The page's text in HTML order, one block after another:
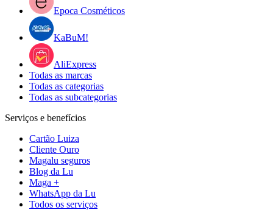
Epoca Cosméticos
KaBuM!
AliExpress
Todas as marcas
Todas as categorias
Todas as subcategorias
Serviços e benefícios
Cartão Luiza
Cliente Ouro
Magalu seguros
Blog da Lu
Maga +
WhatsApp da Lu
Todos os serviços